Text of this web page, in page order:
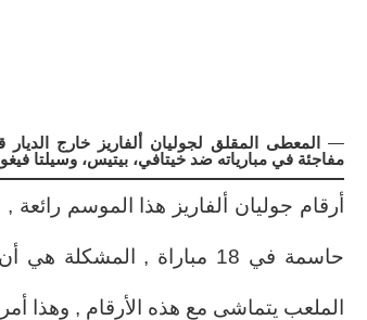
—
المعطى المقلق لجوليان ألفاريز خارج
مفاجئة في مبارياته ضد خيتافي، بيتيس، وسيلتا
حاسمة في 18 مباراة ,
الملعب يتماشى مع هذه الأرقام , وهذا